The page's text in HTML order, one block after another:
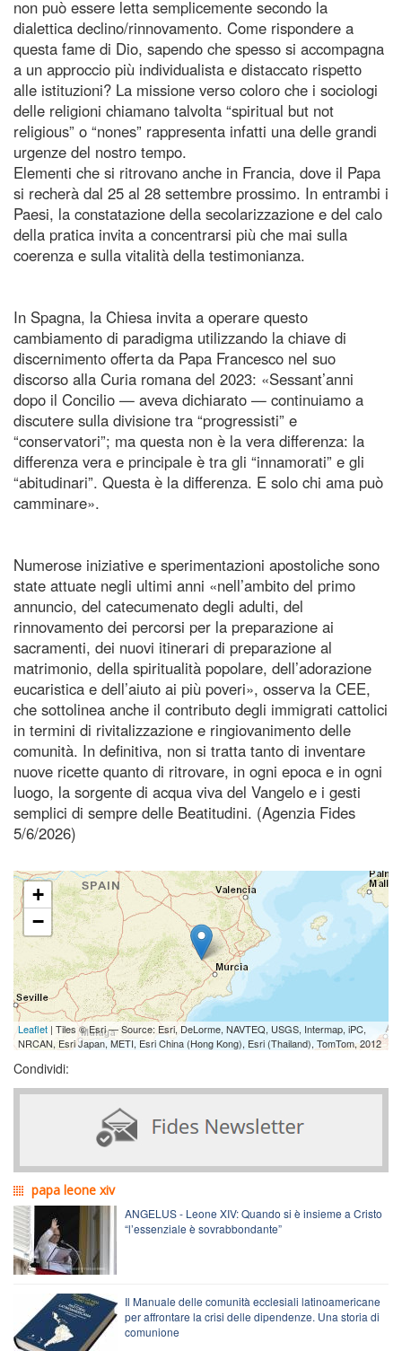
non può essere letta semplicemente secondo la
dialettica declino/rinnovamento. Come rispondere a
questa fame di Dio, sapendo che spesso si accompagna
a un approccio più individualista e distaccato rispetto
alle istituzioni? La missione verso coloro che i sociologi
delle religioni chiamano talvolta “spiritual but not
religious” o “nones” rappresenta infatti una delle grandi
urgenze del nostro tempo.
Elementi che si ritrovano anche in Francia, dove il Papa
si recherà dal 25 al 28 settembre prossimo. In entrambi i
Paesi, la constatazione della secolarizzazione e del calo
della pratica invita a concentrarsi più che mai sulla
coerenza e sulla vitalità della testimonianza.
In Spagna, la Chiesa invita a operare questo
cambiamento di paradigma utilizzando la chiave di
discernimento offerta da Papa Francesco nel suo
discorso alla Curia romana del 2023: «Sessant’anni
dopo il Concilio — aveva dichiarato — continuiamo a
discutere sulla divisione tra “progressisti” e
“conservatori”; ma questa non è la vera differenza: la
differenza vera e principale è tra gli “innamorati” e gli
“abitudinari”. Questa è la differenza. E solo chi ama può
camminare».
Numerose iniziative e sperimentazioni apostoliche sono
state attuate negli ultimi anni «nell’ambito del primo
annuncio, del catecumenato degli adulti, del
rinnovamento dei percorsi per la preparazione ai
sacramenti, dei nuovi itinerari di preparazione al
matrimonio, della spiritualità popolare, dell’adorazione
eucaristica e dell’aiuto ai più poveri», osserva la CEE,
che sottolinea anche il contributo degli immigrati cattolici
in termini di rivitalizzazione e ringiovanimento delle
comunità. In definitiva, non si tratta tanto di inventare
nuove ricette quanto di ritrovare, in ogni epoca e in ogni
luogo, la sorgente di acqua viva del Vangelo e i gesti
semplici di sempre delle Beatitudini. (Agenzia Fides
5/6/2026)
+
−
Leaflet | Tiles © Esri — Source: Esri, DeLorme, NAVTEQ, USGS, Intermap, iPC,
NRCAN, Esri Japan, METI, Esri China (Hong Kong), Esri (Thailand), TomTom, 2012
Condividi:
papa leone xiv
ANGELUS - Leone XIV: Quando si è insieme a Cristo
“l’essenziale è sovrabbondante”
Il Manuale delle comunità ecclesiali latinoamericane
per affrontare la crisi delle dipendenze. Una storia di
comunione